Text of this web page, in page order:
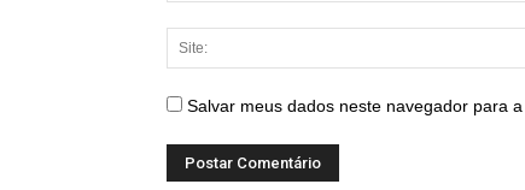
Salvar meus dados neste navegador para